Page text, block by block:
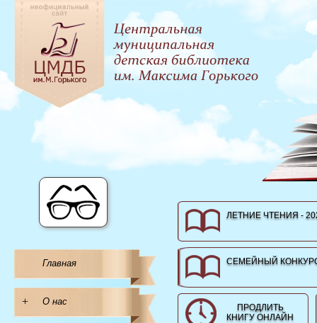
Главная
+ О нас
ЛЕТНИЕ ЧТЕНИЯ -
СЕМЕЙНЫЙ
ПРОДЛИТЬ
КНИГУ ОНЛАЙН